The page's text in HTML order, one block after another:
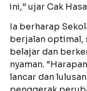
ini,” ujar Cak
Ia berharap
berjalan optimal,
belajar dan
nyaman.
lancar dan